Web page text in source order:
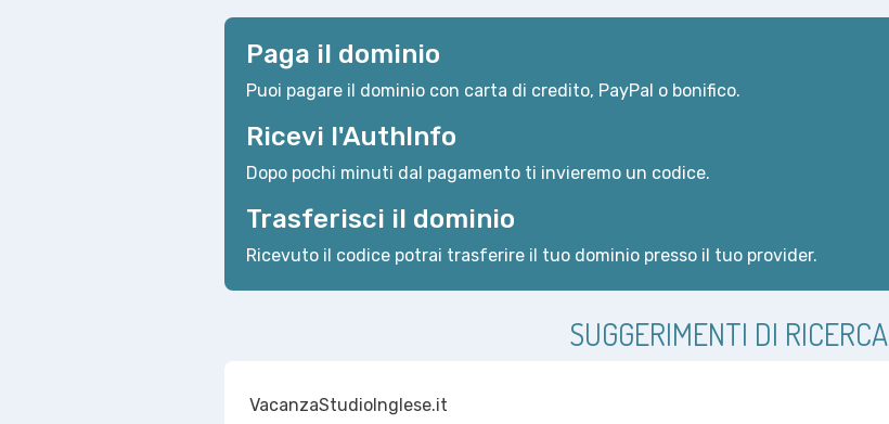
Paga il dominio
Puoi pagare il dominio con carta di credito, PayPal o bonifico.
Ricevi l'AuthInfo
Dopo pochi minuti dal pagamento ti invieremo un codice.
Trasferisci il dominio
Ricevuto il codice potrai trasferire il tuo dominio presso il tuo provider.
SUGGERIMENTI DI RICERCA
VacanzaStudioInglese.it